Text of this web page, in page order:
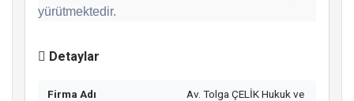
yürütmektedir.
Detaylar
Firma Adı
Av. Tolga ÇELİK Hukuk ve